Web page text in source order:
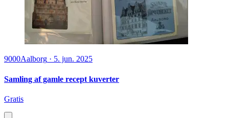
9000Aalborg · 5. jun. 2025
Samling af gamle recept kuverter
Gratis